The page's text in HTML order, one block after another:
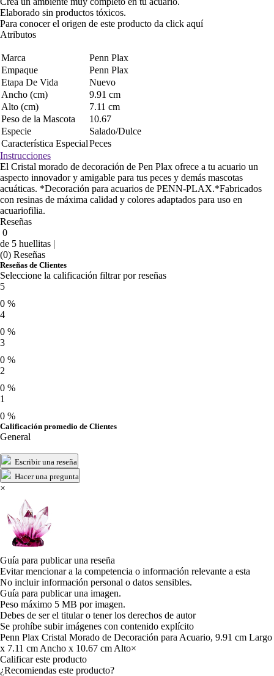
Elaborado sin productos tóxicos.
Para conocer el origen de este producto da click aquí
Atributos
Marca
Penn Plax
Empaque
Penn Plax
Etapa De Vida
Nuevo
Ancho (cm)
9.91 cm
Alto (cm)
7.11 cm
Peso de la Mascota
10.67
Especie
Salado/Dulce
Característica EspecialPeces
Instrucciones
El Cristal morado de decoración de Pen Plax ofrece a tu acuario un
aspecto innovador y amigable para tus peces y demás mascotas
acuáticas. *Decoración para acuarios de PENN-PLAX.*Fabricados
con resinas de máxima calidad y colores adaptados para uso en
acuariofilia.
Reseñas
0
de 5 huellitas |
(0) Reseñas
Reseñas de Clientes
Seleccione la calificación filtrar por reseñas
5
0 %
4
0 %
3
0 %
2
0 %
1
0 %
Calificación promedio de Clientes
General
Escribir una reseña
Hacer una pregunta
×
Guía para publicar una reseña
Evitar mencionar a la competencia o información relevante a esta
No incluir información personal o datos sensibles.
Guía para publicar una imagen.
Peso máximo 5 MB por imagen.
Debes de ser el titular o tener los derechos de autor
Se prohíbe subir imágenes con contenido explícito
Penn Plax Cristal Morado de Decoración para Acuario, 9.91 cm Largo
x 7.11 cm Ancho x 10.67 cm Alto×
Calificar este producto
Tu valoración
¿Recomiendas este producto?